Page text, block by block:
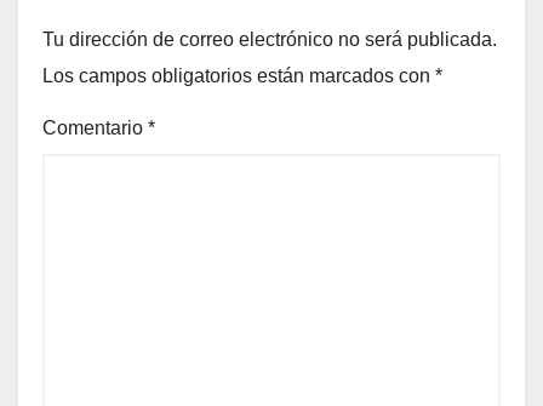
Tu dirección de correo electrónico no será publicada.
Los campos obligatorios están marcados con *
Comentario *